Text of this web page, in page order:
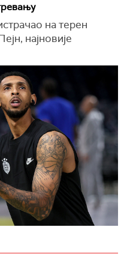
на терен
најновије